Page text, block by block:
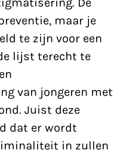
maar je
te zijn voor een
lijst terecht te
van jongeren met
Juist deze
dat er wordt
in zullen